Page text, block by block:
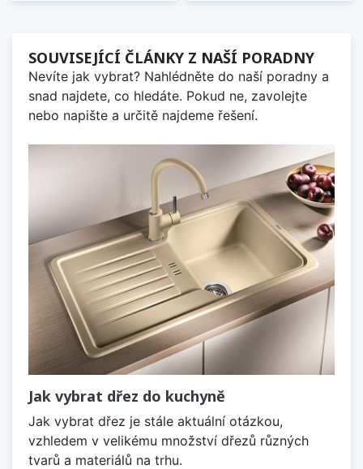
SOUVISEJÍCÍ ČLÁNKY Z NAŠÍ PORADNY
Nevíte jak vybrat? Nahlédněte do naší poradny a
snad najdete, co hledáte. Pokud ne, zavolejte
nebo napište a určitě najdeme řešení.
Jak vybrat dřez do kuchyně
Jak vybrat dřez je stále aktuální otázkou,
vzhledem v velikému množství dřezů různých
tvarů a materiálů na trhu.